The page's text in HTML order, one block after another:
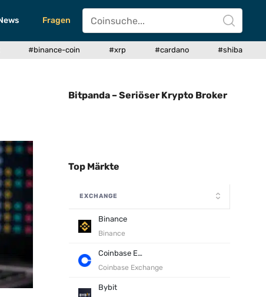
Fragen
#binance-coin #xrp #cardano #shiba
Bitpanda – Seriöser Krypto Broker
Top Märkte
EXCHANGE
Binance
Binance
Coinbase Exchange
Coinbase Exchange
Bybit